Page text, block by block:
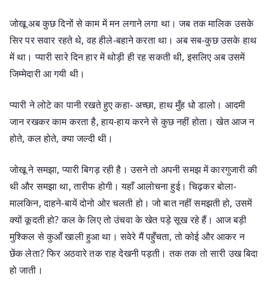
जोखू अब कुछ दिनों से काम में मन लगाने लगा था। जब तक मालिक उसके
सिर पर सवार रहते थे, वह हीले-बहाने करता था। अब सब-कुछ उसके हाथ
में था। प्यारी सारे दिन हार में थोड़ी ही रह सकती थी, इसलिए अब उसमें
जिम्मेदारी आ गयी थी।
प्यारी ने लोटे का पानी रखते हुए कहा- अच्छा, हाथ मुँह धो डालो। आदमी
जान रखकर काम करता है, हाय-हाय करने से कुछ नहीं होता। खेत आज न
होते, कल होते, क्या जल्दी थी।
जोखू ने समझा, प्यारी बिगड़ रही है। उसने तो अपनी समझ में कारगुजारी की
थी और समझा था, तारीफ होगी। यहाँ आलोचना हुई। चिढ़कर बोला-
मालकिन, दाहने-बायें दोनो ओर चलती हो। जो बात नहीं समझती हो, उसमें
क्यों कूदती हो? कल के लिए तो उंचवा के खेत पड़े सूख रहे हैं। आज बड़ी
मुश्किल से कुआँ खाली हुआ था। सवेरे मैं पहुँचता, तो कोई और आकर न
छेंक लेता? फिर अठवारे तक राह देखनी पड़ती। तक तक तो सारी उख बिदा
हो जाती।